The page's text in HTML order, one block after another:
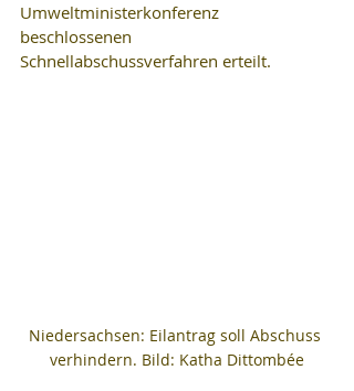
Umweltministerkonferenz
beschlossenen
Schnellabschussverfahren erteilt.
Niedersachsen: Eilantrag soll Abschuss
verhindern. Bild: Katha Dittombée